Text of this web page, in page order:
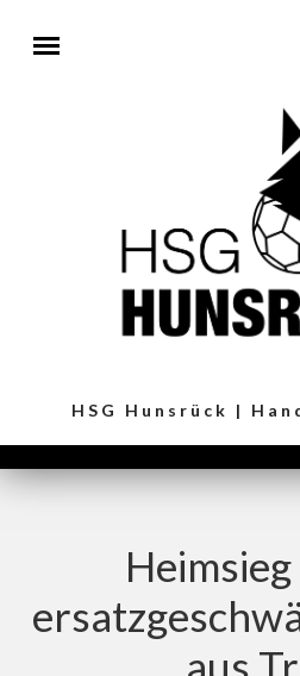
HSG Hunsrück |
aus